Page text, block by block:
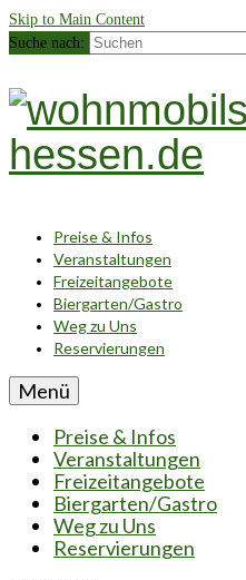
Skip to Main Content
Suche nach:
Preise & Infos
Veranstaltungen
Freizeitangebote
Biergarten/Gastro
Weg zu Uns
Reservierungen
Menü
Preise & Infos
Veranstaltungen
Freizeitangebote
Biergarten/Gastro
Weg zu Uns
Reservierungen